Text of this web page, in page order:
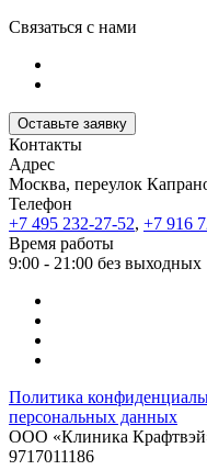
Связаться с нами
Оставьте заявку
Контакты
Адрес
Москва, переулок
Телефон
+7 495 232-27-52, +7 916
Время работы
9:00 - 21:00 без выходных
Политика
персональных данных
ООО «Клиника
9717011186